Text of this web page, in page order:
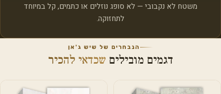
משטח לא נקבובי — לא סופג נוזלים או כתמים, קל במיוחד
לתחזוקה.
הנבחרים של שיש ג'אן
דגמים מובילים שכדאי להכיר